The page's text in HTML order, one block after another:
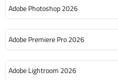
Adobe Photoshop 2026
Adobe Premiere Pro 2026
Adobe Lightroom 2026